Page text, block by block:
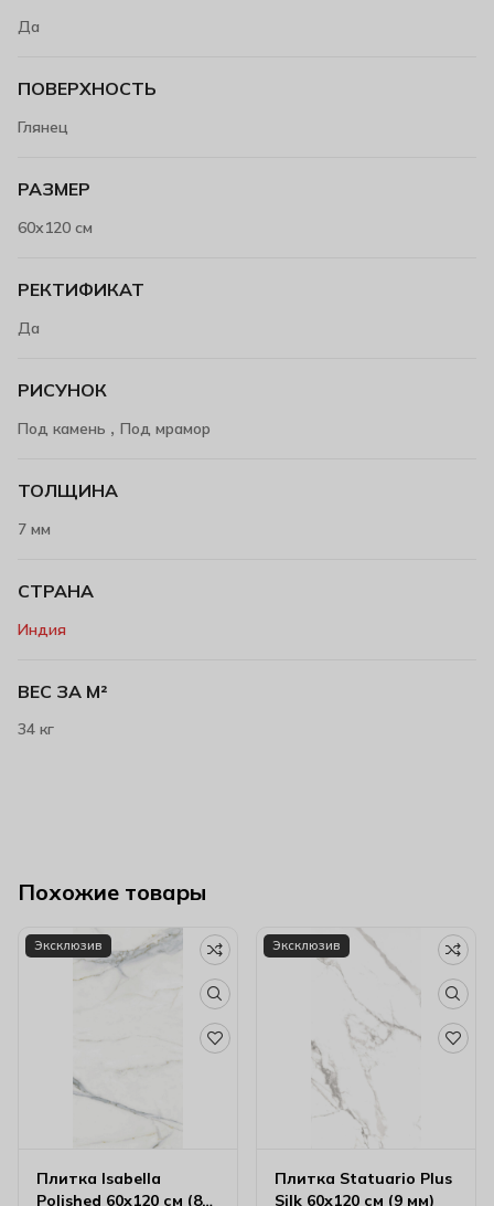
Да
ПОВЕРХНОСТЬ
Глянец
РАЗМЕР
60х120 см
РЕКТИФИКАТ
Да
РИСУНОК
Под камень , Под мрамор
ТОЛЩИНА
7 мм
СТРАНА
Индия
ВЕС ЗА М²
34 кг
Похожие товары
Эксклюзив
Плитка Isabella
Polished 60х120 см (8
Эксклюзив
Плитка Statuario Plus
Silk 60х120 см (9 мм)